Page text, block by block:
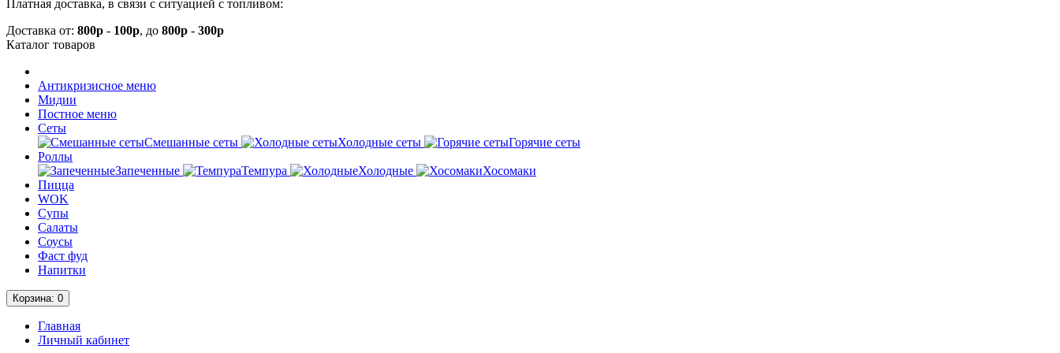
Платная доставка, в связи с ситуацией с топливом:
Доставка от: 800р - 100р, до 800р - 300р
Каталог товаров
Антикризисное меню
Мидии
Постное меню
Сеты
Смешанные сеты
Холодные сеты
Горячие сеты
Роллы
Запеченные
Темпура Холодные
Хосомаки
Пицца
WOK
Супы
Салаты
Соусы
Фаст фуд
Напитки
Корзина: 0
Главная
Личный кабинет